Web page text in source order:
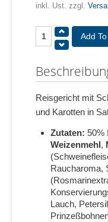
inkl. Ust. zzgl.
Reisgericht mit
und Karotten in
Zutaten: 50%
Weizenmehl,
Raucharoma,
Lauch,